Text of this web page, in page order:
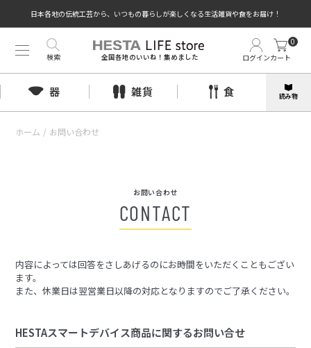
日本各地の伝統工芸から、いつもの暮らしが楽しくなる生活雑貨や食をお届け！
全国各地のいいね！集めました ログインカート
0
検索
器 雑貨 食 読み物
ホーム / お問い合わせ
お問い合わせ
CONTACT
内容によっては回答をさしあげるのにお時間をいただくこともござい
ます。
また、休業日は翌営業日以降の対応となりますのでご了承ください。
HESTAスマートデバイス商品に関するお問い合せ